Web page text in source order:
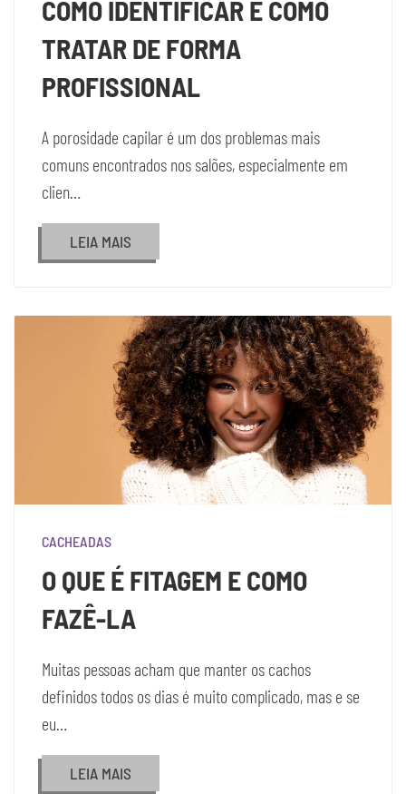
COMO IDENTIFICAR E COMO
TRATAR DE FORMA
PROFISSIONAL
A porosidade capilar é um dos problemas mais
comuns encontrados nos salões, especialmente em
clien…
LEIA MAIS
CACHEADAS
O QUE É FITAGEM E COMO
FAZÊ-LA
Muitas pessoas acham que manter os cachos
definidos todos os dias é muito complicado, mas e se
eu…
LEIA MAIS